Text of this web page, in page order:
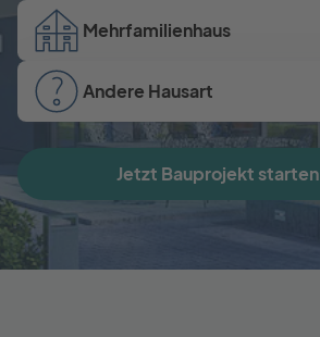
Mehrfamilienhaus
Andere Hausart
Jetzt Bauprojekt starten